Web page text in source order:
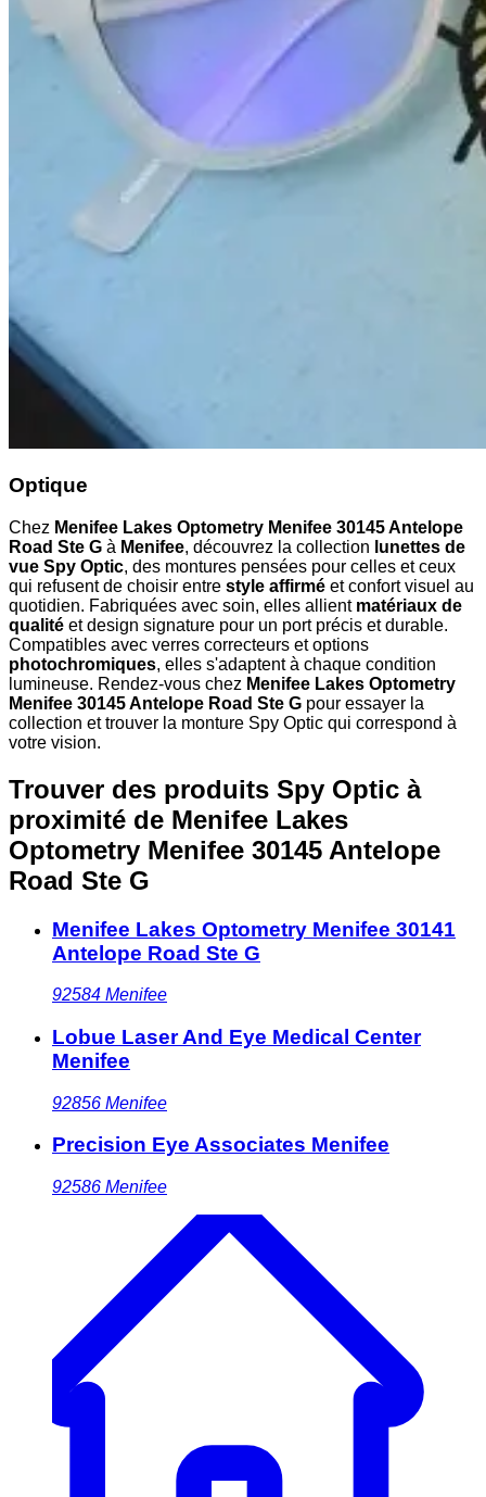
Optique
Chez Menifee Lakes Optometry Menifee 30145 Antelope
Road Ste G à Menifee, découvrez la collection lunettes de
vue Spy Optic, des montures pensées pour celles et ceux
qui refusent de choisir entre style affirmé et confort visuel au
quotidien. Fabriquées avec soin, elles allient matériaux de
qualité et design signature pour un port précis et durable.
Compatibles avec verres correcteurs et options
photochromiques, elles s'adaptent à chaque condition
lumineuse. Rendez-vous chez Menifee Lakes Optometry
Menifee 30145 Antelope Road Ste G pour essayer la
collection et trouver la monture Spy Optic qui correspond à
votre vision.
Trouver des produits Spy Optic à
proximité de Menifee Lakes
Optometry Menifee 30145 Antelope
Road Ste G
Menifee Lakes Optometry Menifee 30141
Antelope Road Ste G
92584 Menifee
Lobue Laser And Eye Medical Center
Menifee
92856 Menifee
Precision Eye Associates Menifee
92586 Menifee